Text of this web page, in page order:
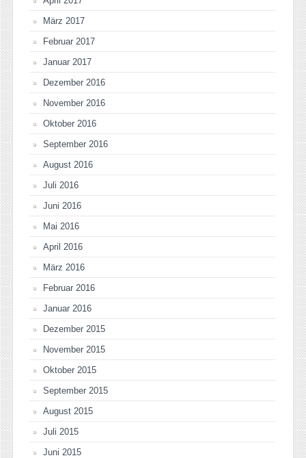
März 2017
Februar 2017
Januar 2017
Dezember 2016
November 2016
Oktober 2016
September 2016
August 2016
Juli 2016
Juni 2016
Mai 2016
April 2016
März 2016
Februar 2016
Januar 2016
Dezember 2015
November 2015
Oktober 2015
September 2015
August 2015
Juli 2015
Juni 2015